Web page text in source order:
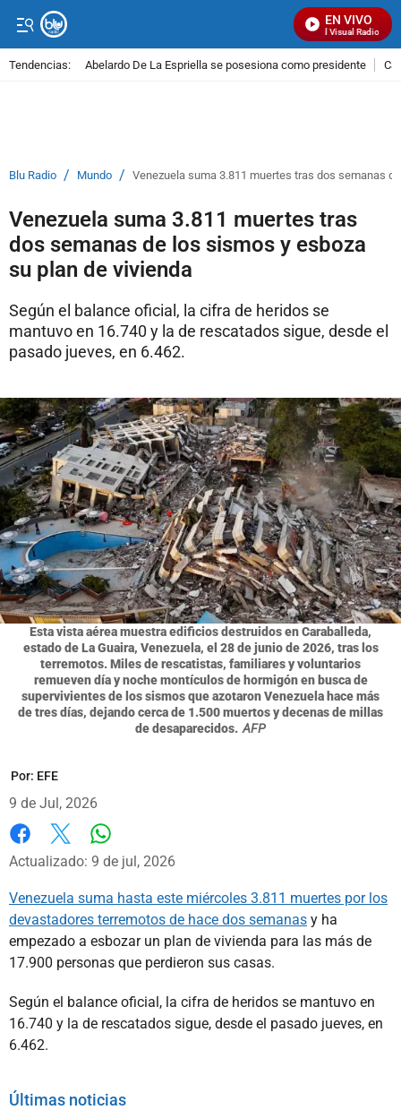
EN VIVO
Señal Visual Radio
Tendencias: Abelardo De La Espriella se posesiona como presidente
Blu Radio / Mundo / Venezuela suma 3.811 muertes tras dos semanas
Venezuela suma 3.811 muertes tras
dos semanas de los sismos y esboza
su plan de vivienda
Según el balance oficial, la cifra de heridos se
mantuvo en 16.740 y la de rescatados sigue, desde el
pasado jueves, en 6.462.
Esta vista aérea muestra edificios destruidos en Caraballeda,
estado de La Guaira, Venezuela, el 28 de junio de 2026, tras los
terremotos. Miles de rescatistas, familiares y voluntarios
remueven día y noche montículos de hormigón en busca de
supervivientes de los sismos que azotaron Venezuela hace más
de tres días, dejando cerca de 1.500 muertos y decenas de millas
de desaparecidos. AFP
Por: EFE
9 de Jul, 2026
Facebook
X
Actualizado: 9 de jul, 2026
Venezuela suma hasta este miércoles 3.811 muertes por los
devastadores terremotos de hace dos semanas y ha
empezado a esbozar un plan de vivienda para las más de
17.900 personas que perdieron sus casas.
Según el balance oficial, la cifra de heridos se mantuvo en
16.740 y la de rescatados sigue, desde el pasado jueves, en
6.462.
Últimas noticias